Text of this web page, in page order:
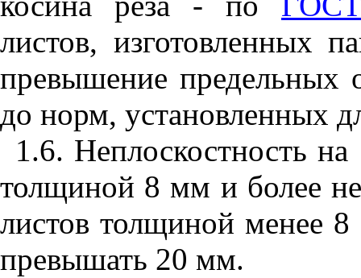
листов, изготовленных
превышение предельных
до норм, установленных
1.6. Неплоскостность
толщиной 8 мм и более
листов толщиной менее
превышать 20 мм.